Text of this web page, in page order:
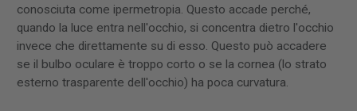
conosciuta come ipermetropia. Questo accade perché,
quando la luce entra nell'occhio, si concentra dietro l'occhio
invece che direttamente su di esso. Questo può accadere
se il bulbo oculare è troppo corto o se la cornea (lo strato
esterno trasparente dell'occhio) ha poca curvatura.